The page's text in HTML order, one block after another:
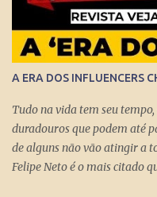
basquete. Mas o jornalismo
inevitável. Talentoso, impôs
entrevistas. Sua cultura
dos principais repórteres,
Nacional, Esporte
A ERA DOS INFLUENCERS
Tudo na vida tem seu
duradouros que podem até
de alguns não vão atingir a
Felipe Neto é o mais citado